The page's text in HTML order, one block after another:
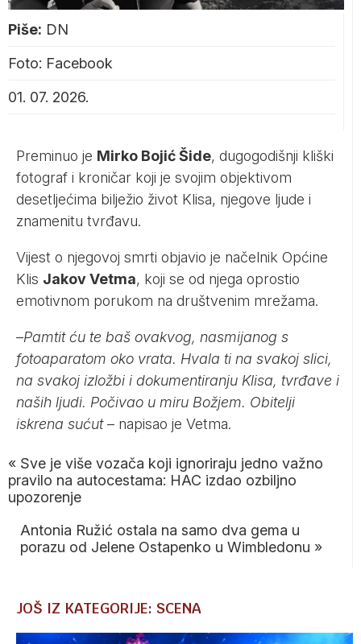
Piše: DN
Foto: Facebook
01. 07. 2026.
Preminuo je Mirko Bojić Šide, dugogodišnji kliški
fotograf i kroničar koji je svojim objektivom
desetljećima bilježio život Klisa, njegove ljude i
znamenitu tvrđavu.
Vijest o njegovoj smrti objavio je načelnik Općine
Klis Jakov Vetma, koji se od njega oprostio
emotivnom porukom na društvenim mrežama.
–Pamtit ću te baš ovakvog, nasmijanog s
fotoaparatom oko vrata. Hvala ti na svakoj slici,
na svakoj izložbi i dokumentiranju Klisa, tvrđave i
naših ljudi. Počivao u miru Božjem. Obitelji
iskrena sućut– napisao je Vetma.
« Sve je više vozača koji ignoriraju jedno važno
pravilo na autocestama: HAC izdao ozbiljno
upozorenje
Antonia Ružić ostala na samo dva gema u
porazu od Jelene Ostapenko u Wimbledonu »
JOŠ IZ KATEGORIJE: SCENA